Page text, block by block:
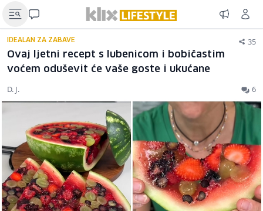
IDEALAN ZA ZABAVE 35
Ovaj ljetni recept s lubenicom i bobičastim
voćem oduševit će vaše goste i ukućane
D. J. 6